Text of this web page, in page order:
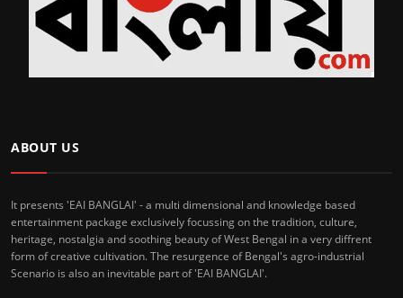
ABOUT US
It presents 'EAI BANGLAI' - a multi dimensional and knowledge based
entertainment package exclusively focussing on the tradition, culture,
heritage, nostalgia and soothing beauty of West Bengal in a very diffrent
form of creative cultivation. The resurgence of Bengal's agro-industrial
Scenario is also an inevitable part of 'EAI BANGLAI'.